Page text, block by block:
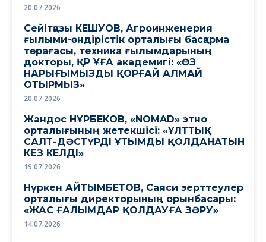
20.07.2026
Сейітқазы КЕШУОВ, Агроинженерия
ғылыми-өндірістік орталығы басқарма
төрағасы, техника ғылымдарының
докторы, ҚР ҰҒА академигі: «ӨЗ
НАРЫҒЫМЫЗДЫ ҚОРҒАЙ АЛМАЙ
ОТЫРМЫЗ»
20.07.2026
Жандос НҰРБЕКОВ, «NOMAD» этно
орталығының жетекшісі: «ҰЛТТЫҚ
САЛТ-ДӘСТҮРДІ ҰТЫМДЫ ҚОЛДАНАТЫН
КЕЗ КЕЛДІ»
19.07.2026
Нүркен АЙТЫМБЕТОВ, Саяси зерттеулер
орталығы директорының орынбасары:
«ЖАС ҒАЛЫМДАР ҚОЛДАУҒА ЗӘРУ»
14.07.2026